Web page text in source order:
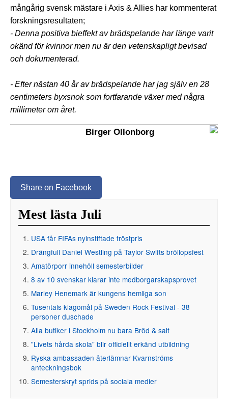
mångårig svensk mästare i Axis & Allies har kommenterat
forskningsresultaten;
- Denna positiva bieffekt av brädspelande har länge varit
okänd för kvinnor men nu är den vetenskapligt bevisad
och dokumenterad.
- Efter nästan 40 år av brädspelande har jag själv en 28
centimeters byxsnok som fortfarande växer med några
millimeter om året.
Birger Ollonborg
Share on Facebook
Mest lästa Juli
USA får FIFAs nyinstiftade tröstpris
Drängfull Daniel Westling på Taylor Swifts bröllopsfest
Amatörporr innehöll semesterbilder
8 av 10 svenskar klarar inte medborgarskapsprovet
Marley Henemark är kungens hemliga son
Tusentals klagomål på Sweden Rock Festival - 38
personer duschade
Alla butiker i Stockholm nu bara Bröd & salt
"Livets hårda skola" blir officiellt erkänd utbildning
Ryska ambassaden återlämnar Kvarnströms
anteckningsbok
Semesterskryt sprids på sociala medier